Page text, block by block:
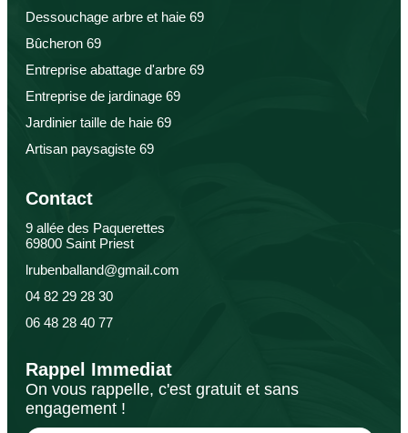
Dessouchage arbre et haie 69
Bûcheron 69
Entreprise abattage d'arbre 69
Entreprise de jardinage 69
Jardinier taille de haie 69
Artisan paysagiste 69
Contact
9 allée des Paquerettes
69800 Saint Priest
lrubenballand@gmail.com
04 82 29 28 30
06 48 28 40 77
Rappel Immediat
On vous rappelle, c'est gratuit et sans
engagement !